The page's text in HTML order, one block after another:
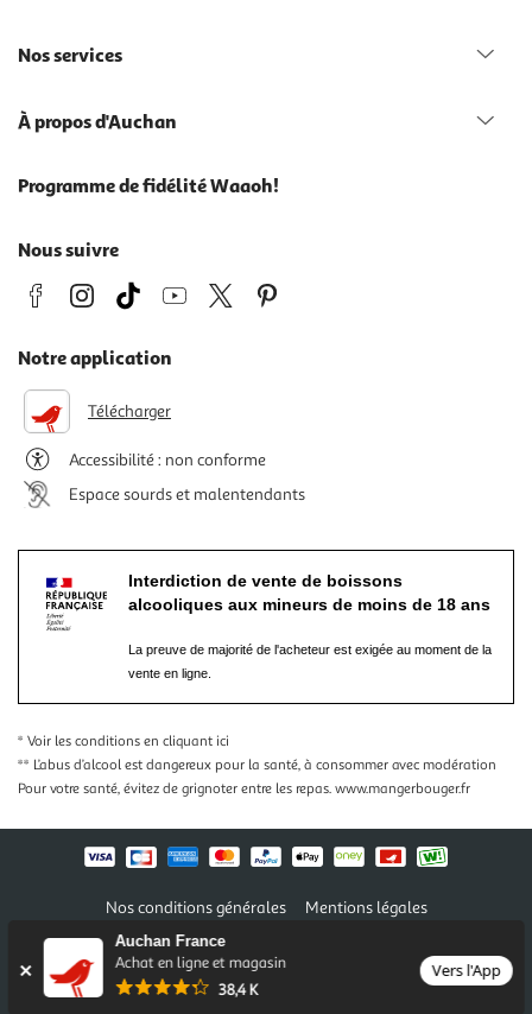
Auchan France
Achat en ligne et magasin
38,4 K
Vers l'App
Nos services
À propos d'Auchan
Programme de fidélité Waaoh!
Nous suivre
Notre application
Télécharger
Accessibilité : non conforme
Espace sourds et malentendants
Interdiction de vente de boissons
alcooliques aux mineurs de moins de 18 ans
La preuve de majorité de l'acheteur est exigée au moment de la
vente en ligne.
* Voir les conditions en cliquant ici
** L’abus d’alcool est dangereux pour la santé, à consommer avec modération
Pour votre santé, évitez de grignoter entre les repas. www.mangerbouger.fr
Nos conditions générales
Mentions légales
Conditions des offres et promotions
Politique de confidentialité
Informations légales marketplace
Auchan 2026 © Tous droits réservés